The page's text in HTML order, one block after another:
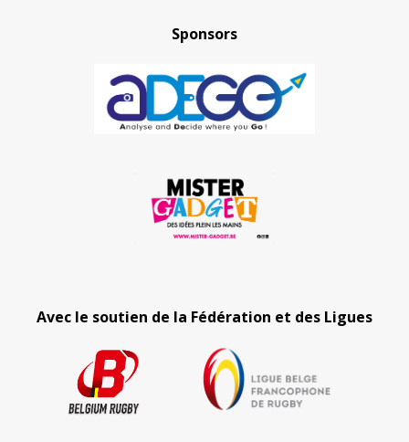
Sponsors
Avec le soutien de la Fédération et des Ligues